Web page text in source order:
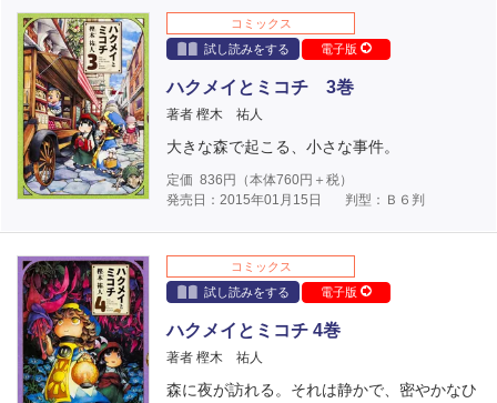
コミックス
試し読みをする
電子版
ハクメイとミコチ 3巻
著者 樫木 祐人
大きな森で起こる、小さな事件。
定価 836 円（本体760円＋税）
発売日：2015年01月15日
判型：Ｂ６判
コミックス
試し読みをする
電子版
ハクメイとミコチ 4巻
著者 樫木 祐人
森に夜が訪れる。それは静かで、密やかなひ